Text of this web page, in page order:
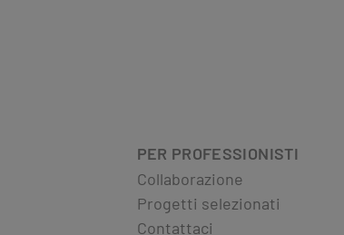
PER PROFESSIONISTI
Collaborazione
Progetti selezionati
Contattaci